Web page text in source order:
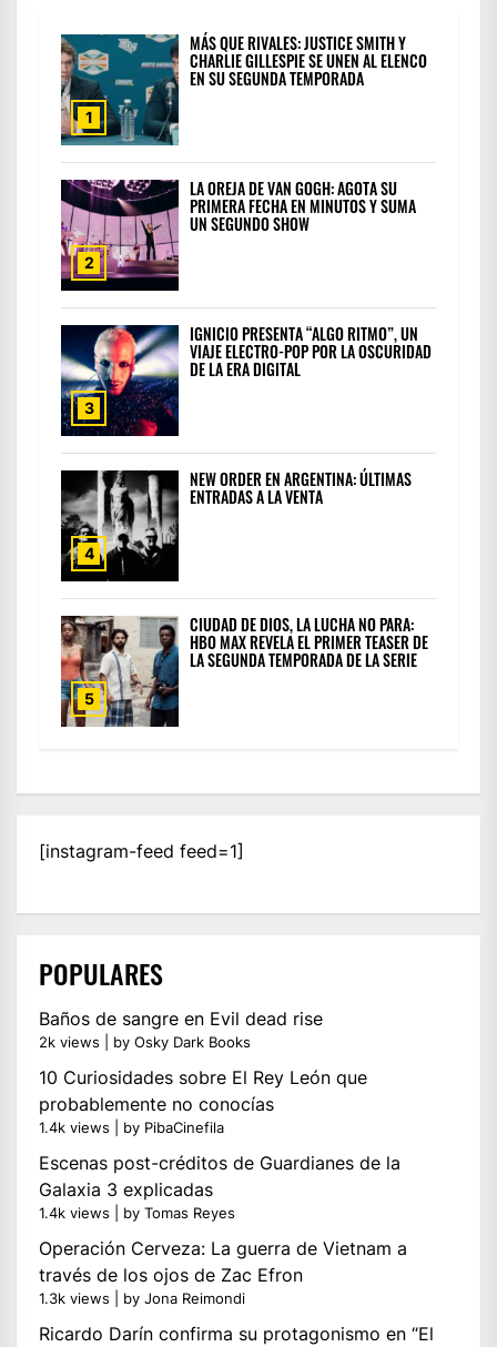
1
MÁS QUE RIVALES: JUSTICE SMITH Y
CHARLIE GILLESPIE SE UNEN AL ELENCO
EN SU SEGUNDA TEMPORADA
2
LA OREJA DE VAN GOGH: AGOTA SU
PRIMERA FECHA EN MINUTOS Y SUMA
UN SEGUNDO SHOW
3
IGNICIO PRESENTA “ALGO RITMO”, UN
VIAJE ELECTRO-POP POR LA OSCURIDAD
DE LA ERA DIGITAL
4
NEW ORDER EN ARGENTINA: ÚLTIMAS
ENTRADAS A LA VENTA
5
CIUDAD DE DIOS, LA LUCHA NO PARA:
HBO MAX REVELA EL PRIMER TEASER DE
LA SEGUNDA TEMPORADA DE LA SERIE
[instagram-feed feed=1]
POPULARES
Baños de sangre en Evil dead rise
2k views by Osky Dark Books
10 Curiosidades sobre El Rey León que
probablemente no conocías
1.4k views by PibaCinefila
Escenas post-créditos de Guardianes de la
Galaxia 3 explicadas
1.4k views by Tomas Reyes
Operación Cerveza: La guerra de Vietnam a
través de los ojos de Zac Efron
1.3k views by Jona Reimondi
Ricardo Darín confirma su protagonismo en “El